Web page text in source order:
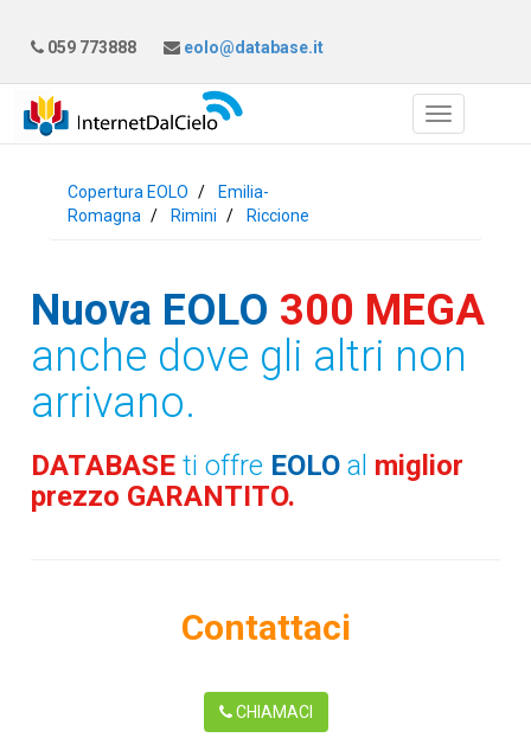
059 773888 eolo@database.it
Copertura EOLO
Emilia-
Romagna
Rimini Riccione
Nuova EOLO 300 MEGA
anche dove gli altri non
arrivano.
DATABASEti offre EOLO al miglior
prezzo GARANTITO.
Contattaci
CHIAMACI